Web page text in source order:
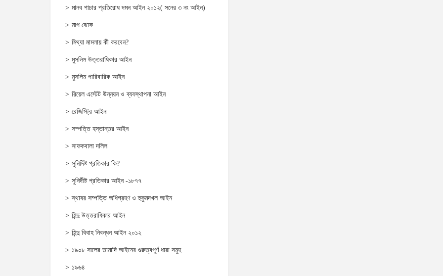
মানব পাচার প্রতিরোধ দমন আইন ২০১২( সনের ৩ নং আইন)
মাপ ঝোক
মিথ্যা মামলায় কী করবেন?
মুসলিম উত্তরাধিকার আইন
মুসলিম পারিবারিক আইন
রিয়েল এস্টেট উন্নয়ন ও ব্যবস্থাপনা আইন
রেজিস্ট্রি আইন
সম্পত্তি হস্তান্তর আইন
সাফকবালা দলিল
সুনির্দিষ্ট প্রতিকার কি?
সুনির্দীষ্ট প্রতিকার আইন -১৮৭৭
স্থাবর সম্পত্তি অধিগ্রহণ ও হুকুমদখল আইন
হিন্দু উত্তরাধিকার আইন
হিন্দু বিবাহ নিবন্ধন আইন ২০১২
১৯০৮ সালের তামাদি আইনের গুরুত্বপূর্ণ ধারা সমুহ
১৯৬৪